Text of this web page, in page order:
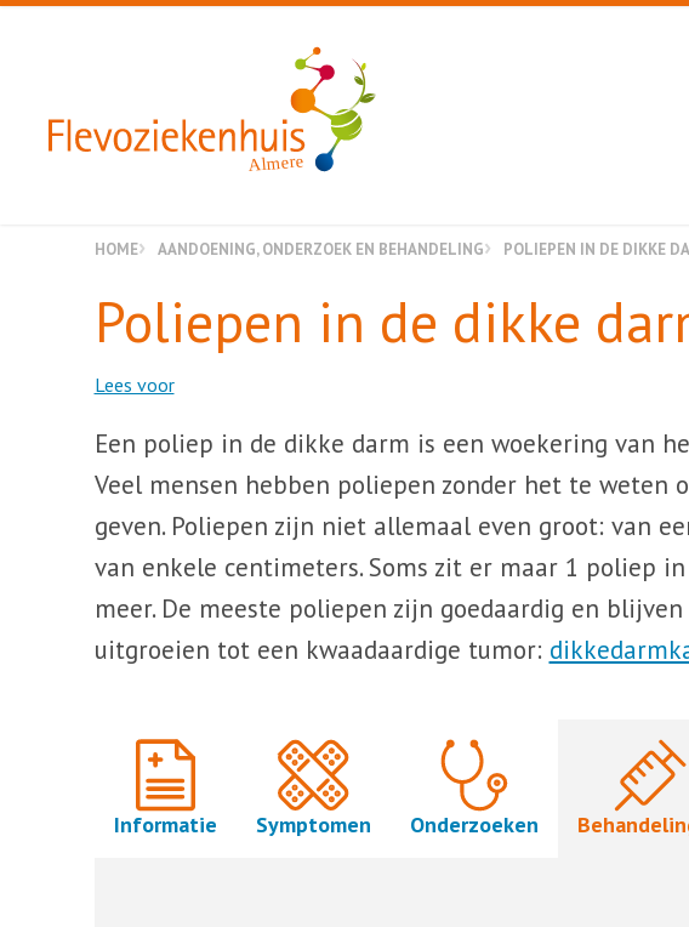
Almere
HOME AANDOENING, ONDERZOEK EN BEHANDELING POLIEPEN IN DE DIKKE
Poliepen in de dikke
Lees voor
Een poliep in de dikke darm is een woekering van
Veel mensen hebben poliepen zonder het te weten
geven. Poliepen zijn niet allemaal even groot: van
van enkele centimeters. Soms zit er maar 1 poliep
meer. De meeste poliepen zijn goedaardig en
uitgroeien tot een kwaadaardige tumor:
Informatie Symptomen Onderzoeken